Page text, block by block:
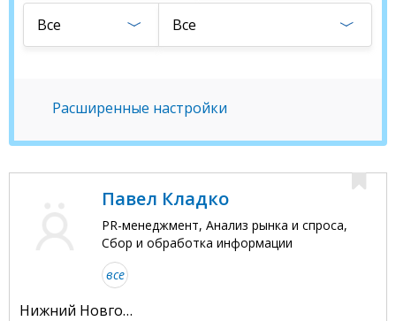
Все Все
Расширенные настройки
Павел Кладко
PR-менеджмент, Анализ рынка и спроса,
Сбор и обработка информации
все
Нижний Новгород